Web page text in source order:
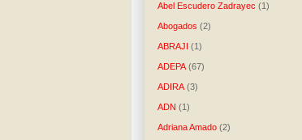
Abel Escudero Zadrayec (1)
Abogados (2)
ABRAJI (1)
ADEPA (67)
ADIRA (3)
ADN (1)
Adriana Amado (2)